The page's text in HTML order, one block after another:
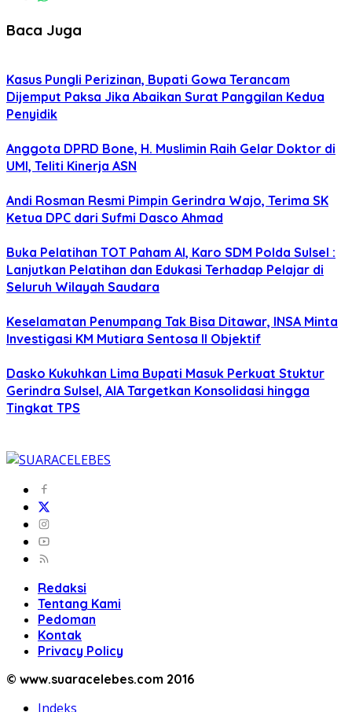
Baca Juga
Kasus Pungli Perizinan, Bupati Gowa Terancam
Dijemput Paksa Jika Abaikan Surat Panggilan Kedua
Penyidik
Anggota DPRD Bone, H. Muslimin Raih Gelar Doktor di
UMI, Teliti Kinerja ASN
Andi Rosman Resmi Pimpin Gerindra Wajo, Terima SK
Ketua DPC dari Sufmi Dasco Ahmad
Buka Pelatihan TOT Paham AI, Karo SDM Polda Sulsel :
Lanjutkan Pelatihan dan Edukasi Terhadap Pelajar di
Seluruh Wilayah Saudara
Keselamatan Penumpang Tak Bisa Ditawar, INSA Minta
Investigasi KM Mutiara Sentosa II Objektif
Dasko Kukuhkan Lima Bupati Masuk Perkuat Stuktur
Gerindra Sulsel, AIA Targetkan Konsolidasi hingga
Tingkat TPS
Redaksi
Tentang Kami
Pedoman
Kontak
Privacy Policy
© www.suaracelebes.com 2016
Indeks